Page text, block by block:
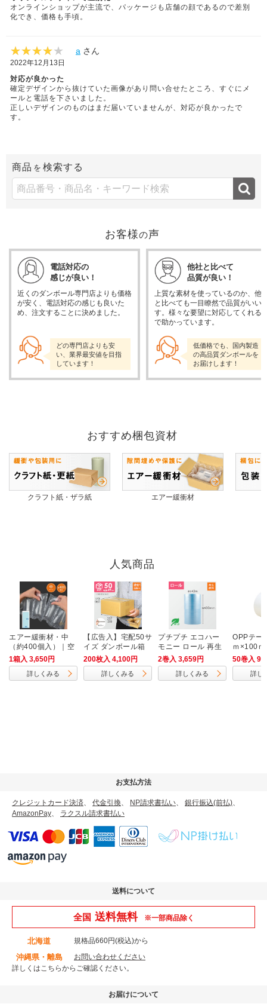
オンラインショップが主流で、パッケージも店舗の顔であるので差別
化でき、価格も手頃。
a さん
2022年12月13日
対応が良かった
確定デザインから抜けていた画像があり問い合せたところ、すぐにメ
ールと電話を下さいました。
正しいデザインのものはまだ届いていませんが、対応が良かったで
す。
商品 を 検索する
お客様の声
電話対応の
感じが良い！
近くのダンボール専門店よりも価格
が安く、電話対応の感じも良いた
め、注文することに決めました。
どの専門店よりも安
い、業界最安値を目指
しています！
他社と比べて
品質が良い！
上質な素材を使っているのか、他
と比べても一目瞭然で品質がいい
す。様々な要望に対応してくれる
で助かっています。
低価格でも、国内製造
の高品質ダンボールを
お届けします！
おすすめ梱包資材
クラフト紙・ザラ紙 エアー緩衝材
人気商品
エアー緩衝材・中
（約400個入）｜空
気入り・隙間埋めに
1箱入 3,650円
詳しくみる
【広告入】宅配50サ
イズ ダンボール箱
200枚入 4,100円
詳しくみる
プチプチ エコハー
モニー ロール 再生
原料（幅600mm×4
2m巻・H37）
2巻入 3,659円
詳しくみる
OPPテー
ｍ×100ｍ
中梱包用
m厚）
50巻入
詳し
お支払方法
クレジットカード決済、 代金引換、 NP請求書払い、 銀行振込(前払)、
AmazonPay、 ラクスル請求書払い
送料について
全国 送料無料 ※一部商品除く
北海道 規格品660円(税込)から
沖縄県・離島
お問い合わせください
詳しくはこちらからご確認ください。
お届けについて